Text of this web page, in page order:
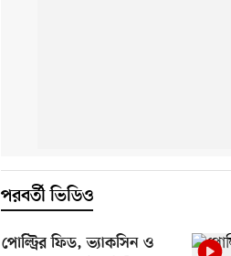
পরবর্তী ভিডিও
পোল্ট্রির ফিড, ভ্যাকসিন ও